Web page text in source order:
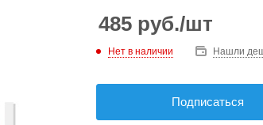
485 руб./шт
Нет в наличии Нашли
Подписаться